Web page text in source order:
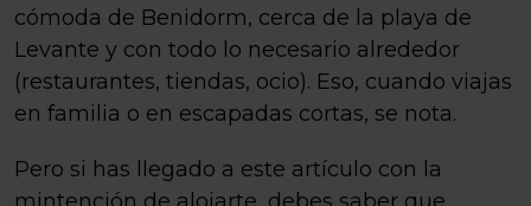
cómoda de Benidorm, cerca de la playa de
Levante y con todo lo necesario alrededor
(restaurantes, tiendas, ocio). Eso, cuando viajas
en familia o en escapadas cortas, se nota.
Pero si has llegado a este artículo con la